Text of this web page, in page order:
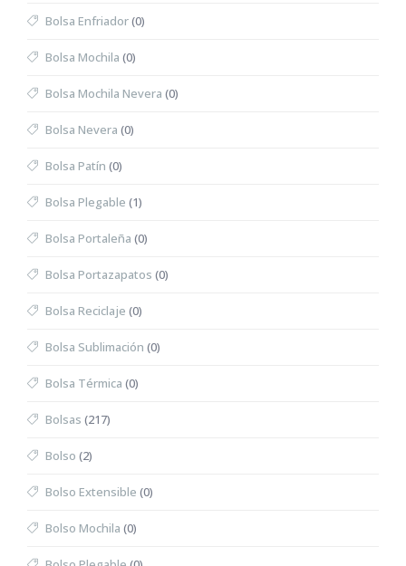
Bolsa Enfriador(0)
Bolsa Mochila (0)
Bolsa Mochila Nevera (0)
Bolsa Nevera (0)
Bolsa Patín (0)
Bolsa Plegable (1)
Bolsa Portaleña (0)
Bolsa Portazapatos (0)
Bolsa Reciclaje (0)
Bolsa Sublimación (0)
Bolsa Térmica (0)
Bolsas (217)
Bolso (2)
Bolso Extensible (0)
Bolso Mochila (0)